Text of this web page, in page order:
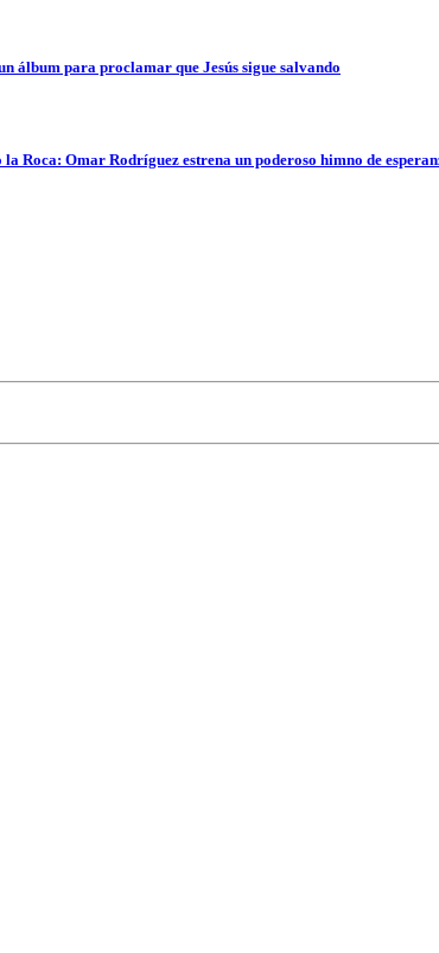
álbum para proclamar que Jesús sigue salvando
Roca: Omar Rodríguez estrena un poderoso himno de